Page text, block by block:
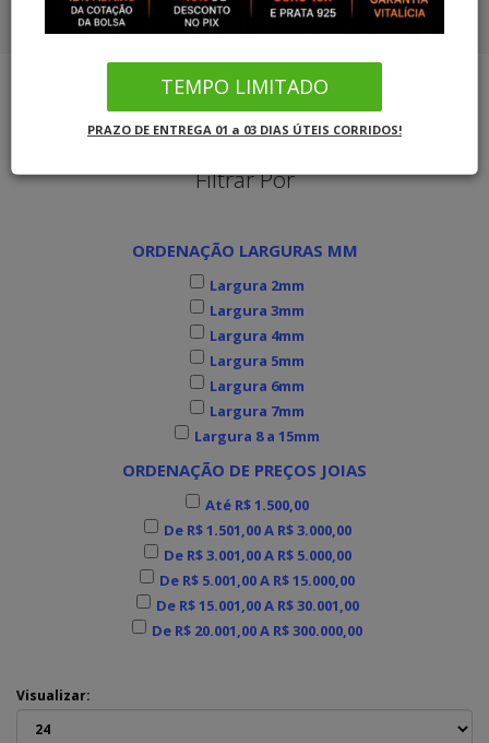
CORDÕES OURO 18KCOMBO ALIANÇAS OURO SOLITÁRIO
COMBO ALIANÇAS PRATA SOLITÁRIO
Alianças de Casamento
Filtrar Por
ORDENAÇÃO LARGURAS MM
Largura 2mm
Largura 3mm
Largura 4mm
Largura 5mm
Largura 6mm
Largura 7mm
Largura 8 a 15mm
ORDENAÇÃO DE PREÇOS JOIAS
Até R$ 1.500,00
De R$ 1.501,00 A R$ 3.000,00
De R$ 3.001,00 A R$ 5.000,00
De R$ 5.001,00 A R$ 15.000,00
De R$ 15.001,00 A R$ 30.001,00
De R$ 20.001,00 A R$ 300.000,00
Visualizar:
TEMPO LIMITADO
PRAZO DE ENTREGA 01 a 03 DIAS ÚTEIS CORRIDOS!